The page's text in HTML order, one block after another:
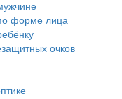
форме лица
очков